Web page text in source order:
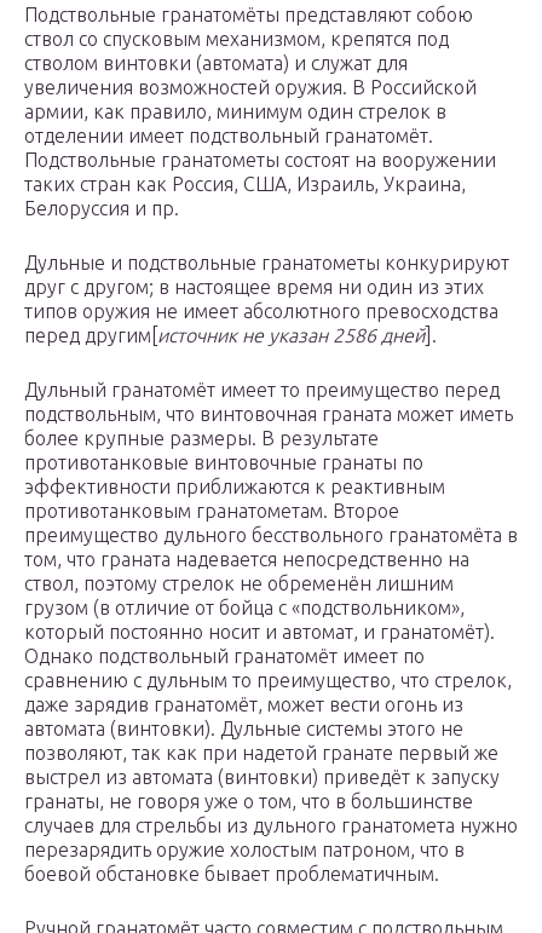
Подствольные гранатомёты представляют собою
ствол со спусковым механизмом, крепятся под
стволом винтовки (автомата) и служат для
увеличения возможностей оружия. В Российской
армии, как правило, минимум один стрелок в
отделении имеет подствольный гранатомёт.
Подствольные гранатометы состоят на вооружении
таких стран как Россия, США, Израиль, Украина,
Белоруссия и пр.
Дульные и подствольные гранатометы конкурируют
друг с другом; в настоящее время ни один из этих
типов оружия не имеет абсолютного превосходства
перед другим[ источник не указан 2586 дней].
Дульный гранатомёт имеет то преимущество перед
подствольным, что винтовочная граната может иметь
более крупные размеры. В результате
противотанковые винтовочные гранаты по
эффективности приближаются к реактивным
противотанковым гранатометам. Второе
преимущество дульного бесствольного гранатомёта в
том, что граната надевается непосредственно на
ствол, поэтому стрелок не обременён лишним
грузом (в отличие от бойца с «подствольником»,
который постоянно носит и автомат, и гранатомёт).
Однако подствольный гранатомёт имеет по
сравнению с дульным то преимущество, что стрелок,
даже зарядив гранатомёт, может вести огонь из
автомата (винтовки). Дульные системы этого не
позволяют, так как при надетой гранате первый же
выстрел из автомата (винтовки) приведёт к запуску
гранаты, не говоря уже о том, что в большинстве
случаев для стрельбы из дульного гранатомета нужно
перезарядить оружие холостым патроном, что в
боевой обстановке бывает проблематичным.
Ручной гранатомёт часто совместим с подствольным